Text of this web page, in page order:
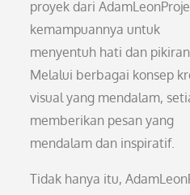
proyek dari
kemampuannya untuk
menyentuh hati dan
Melalui berbagai konsep
visual yang mendalam,
memberikan pesan yang
mendalam dan inspiratif.
Tidak hanya itu,